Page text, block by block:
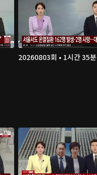
20260803회 • 1시간 35분